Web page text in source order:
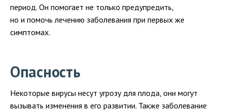
период. Он помогает не только предупредить,
но и помочь лечению заболевания при первых же
симптомах.
Опасность
Некоторые вирусы несут угрозу для плода, они могут
вызывать изменения в его развитии. Также заболевание